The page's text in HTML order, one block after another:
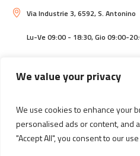
We value your privacy
We use cookies to enhance your
personalised ads or content, and
"Accept All", you consent to our
Via Industrie 3, 6592, S. Antonino
Lu-Ve 09:00 - 18:30, Gio 09:00-